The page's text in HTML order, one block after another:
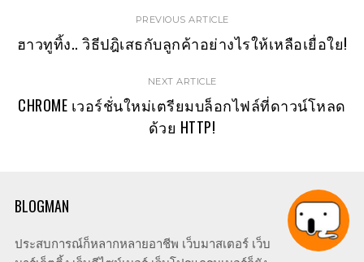
PREVIOUS ARTICLE
ฮาวทูทิ้ง.. วิธีปฎิเสธกับลูกค้าอย่างไรให้เหลือเยื่อใย!
NEXT ARTICLE
CHROME เวอร์ชั่นใหม่เตรียมบล็อกไฟล์ที่ดาวน์โหลด
ด้วย HTTP!
BLOGMAN
ประสบการณ์ก็หลากหลายอาชีพ เว็บมาสเตอร์ เว็บ